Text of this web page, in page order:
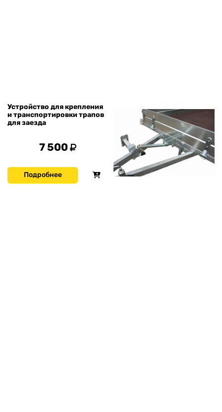
Устройство для крепления
и транспортировки трапов
для заезда
7 500
Подробнее